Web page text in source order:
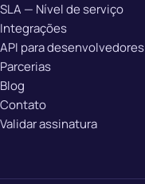
SLA — Nível de serviço
Integrações
API para desenvolvedores
Parcerias
Blog
Contato
Validar assinatura